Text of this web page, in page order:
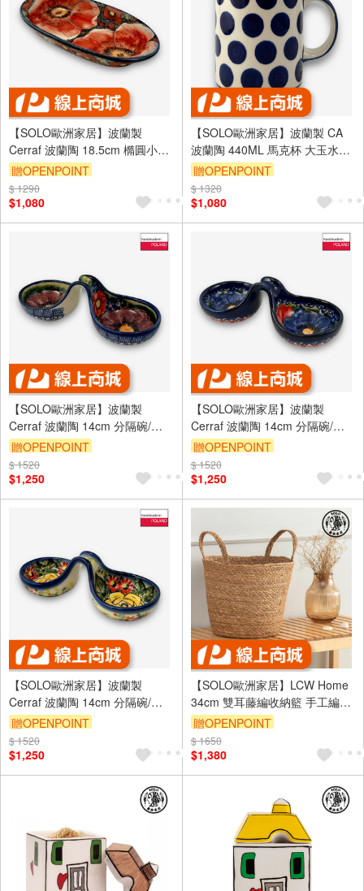
【SOLO歐洲家居】波蘭製
Cerraf 波蘭陶 18.5cm 橢圓小碟
赤霞花語系列
贈OPENPOINT
$ 1290
$1,080
【SOLO歐洲家居】波蘭製 CA
波蘭陶 440ML 馬克杯 大玉水點
點系列
贈OPENPOINT
$ 1320
$1,080
【SOLO歐洲家居】波蘭製
Cerraf 波蘭陶 14cm 分隔碗/醬
料小碗 雅紅之宴系列
贈OPENPOINT
$ 1520
$1,250
【SOLO歐洲家居】波蘭製
Cerraf 波蘭陶 14cm 分隔碗/醬
料小碗 赤藍芳華系列
贈OPENPOINT
$ 1520
$1,250
【SOLO歐洲家居】波蘭製
Cerraf 波蘭陶 14cm 分隔碗/醬
料小碗 晨光黃薔系列
贈OPENPOINT
$ 1520
$1,250
【SOLO歐洲家居】LCW Home
34cm 雙耳藤編收納籃 手工編織
花籃 水果籃 洗衣籃 居家擺飾
贈OPENPOINT
$ 1650
$1,380